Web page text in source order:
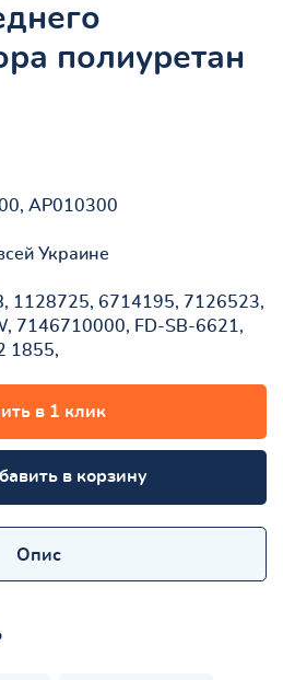
полиуретан
AP010300
Украине
1128725, 6714195, 7126523,
7146710000, FD-SB-6621,
1855,
в 1 клик
в корзину
Опис